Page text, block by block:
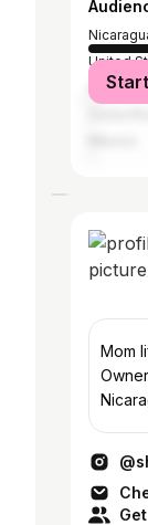
United
Spain
Mom
Owner